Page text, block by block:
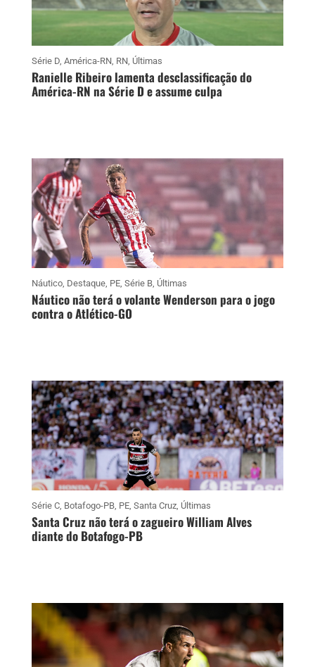
Série D, América-RN, RN, Últimas
Ranielle Ribeiro lamenta desclassificação do
América-RN na Série D e assume culpa
Náutico, Destaque, PE, Série B, Últimas
Náutico não terá o volante Wenderson para o jogo
contra o Atlético-GO
Série C, Botafogo-PB, PE, Santa Cruz, Últimas
Santa Cruz não terá o zagueiro William Alves
diante do Botafogo-PB